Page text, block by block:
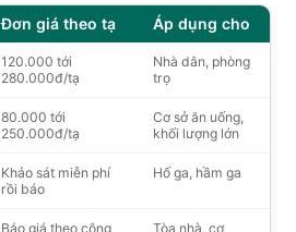
Đơn giá theo tạ Áp dụng cho
120.000 tới
280.000đ/tạ
Nhà dân, phòng
trọ
80.000 tới
250.000đ/tạ
Cơ sở ăn uống,
khối lượng lớn
Khảo sát miễn phí
rồi báo
Hố ga, hầm ga
Báo giá theo công Tòa nhà, cơ